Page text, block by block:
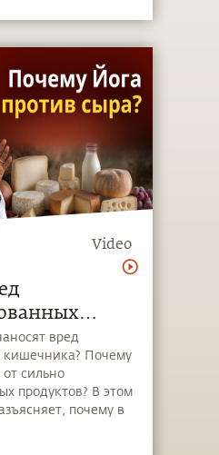
Video
здоровья
вред
кишечника? Почему
от сильно
продуктов? В этом
почему в
и исключают сыр